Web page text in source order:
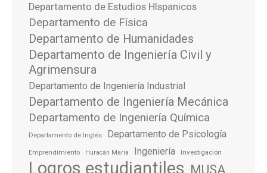
Departamento de Estudios HIspanicos
Departamento de Física
Departamento de Humanidades
Departamento de Ingeniería Civil y
Agrimensura
Departamento de Ingeniería Industrial
Departamento de Ingeniería Mecánica
Departamento de Ingeniería Química
Departamento de Inglés Departamento de Psicología
Emprendimiento Huracán María Ingeniería Investigación
Logros estudiantiles MUSA